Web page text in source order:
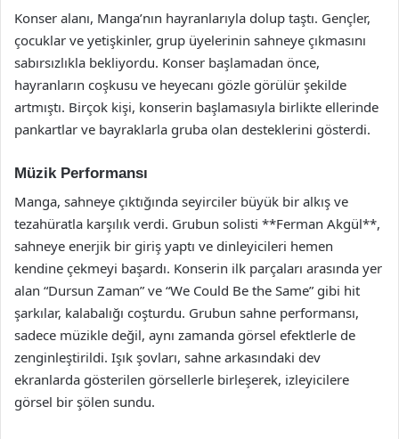
Konser alanı, Manga’nın hayranlarıyla dolup taştı. Gençler,
çocuklar ve yetişkinler, grup üyelerinin sahneye çıkmasını
sabırsızlıkla bekliyordu. Konser başlamadan önce,
hayranların coşkusu ve heyecanı gözle görülür şekilde
artmıştı. Birçok kişi, konserin başlamasıyla birlikte ellerinde
pankartlar ve bayraklarla gruba olan desteklerini gösterdi.
Müzik Performansı
Manga, sahneye çıktığında seyirciler büyük bir alkış ve
tezahüratla karşılık verdi. Grubun solisti **Ferman Akgül**,
sahneye enerjik bir giriş yaptı ve dinleyicileri hemen
kendine çekmeyi başardı. Konserin ilk parçaları arasında yer
alan “Dursun Zaman” ve “We Could Be the Same” gibi hit
şarkılar, kalabalığı coşturdu. Grubun sahne performansı,
sadece müzikle değil, aynı zamanda görsel efektlerle de
zenginleştirildi. Işık şovları, sahne arkasındaki dev
ekranlarda gösterilen görsellerle birleşerek, izleyicilere
görsel bir şölen sundu.